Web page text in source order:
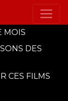
MOIS
DES
CES FILMS